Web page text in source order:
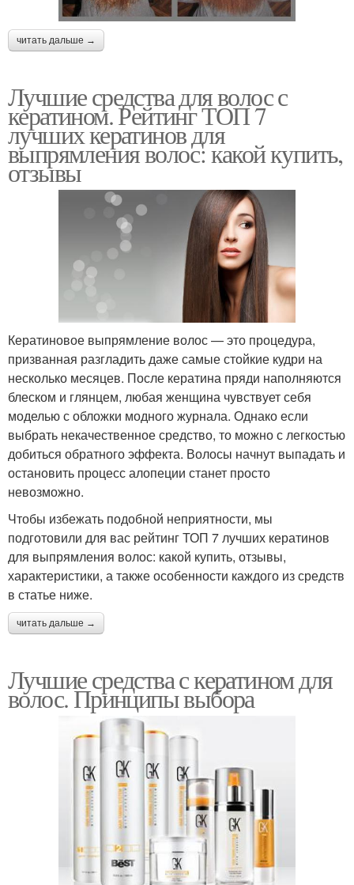
читать дальше →
Лучшие средства для волос с
кератином. Рейтинг ТОП 7
лучших кератинов для
выпрямления волос: какой купить,
отзывы
Кератиновое выпрямление волос — это процедура,
призванная разгладить даже самые стойкие кудри на
несколько месяцев. После кератина пряди наполняются
блеском и глянцем, любая женщина чувствует себя
моделью с обложки модного журнала. Однако если
выбрать некачественное средство, то можно с легкостью
добиться обратного эффекта. Волосы начнут выпадать и
остановить процесс алопеции станет просто
невозможно.
Чтобы избежать подобной неприятности, мы
подготовили для вас рейтинг ТОП 7 лучших кератинов
для выпрямления волос: какой купить, отзывы,
характеристики, а также особенности каждого из средств
в статье ниже.
читать дальше →
Лучшие средства с кератином для
волос. Принципы выбора